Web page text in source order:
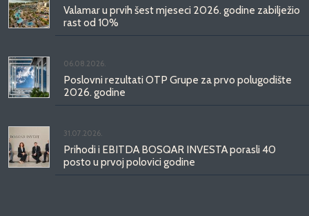
Valamar u prvih šest mjeseci 2026. godine zabilježio
rast od 10%
06.08.2026.
Poslovni rezultati OTP Grupe za prvo polugodište
2026. godine
31.07.2026.
Prihodi i EBITDA BOSQAR INVESTA porasli 40
posto u prvoj polovici godine